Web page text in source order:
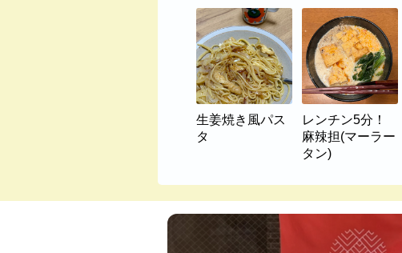
生姜焼き風パス
タ
レンチン5分！
麻辣担(マーラー
タン)